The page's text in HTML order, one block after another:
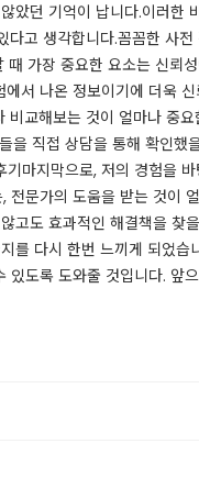
았던 기억이 납니다.​이러한
고 생각합니다.​꼼꼼한 사
가장 중요한 요소는 신뢰
서 나온 정보이기에 더욱
교해보는 것이 얼마나 중
을 직접 상담을 통해 확인했
마지막으로, 저의 경험을
문가의 도움을 받는 것이
고도 효과적인 해결책을 찾
를 다시 한번 느끼게 되었습
도록 도와줄 것입니다. 앞